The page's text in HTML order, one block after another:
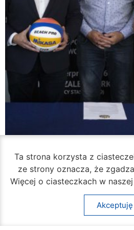
W piątek ruszy turniej
Ta strona korzysta z
ze strony oznacza, że
Więcej o ciasteczkach w naszej
Akceptuję